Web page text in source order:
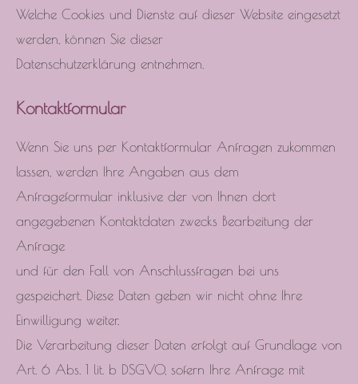
Welche Cookies und Dienste auf dieser Website eingesetzt
werden, können Sie dieser
Datenschutzerklärung entnehmen.
Kontaktformular
Wenn Sie uns per Kontaktformular Anfragen zukommen
lassen, werden Ihre Angaben aus dem
Anfrageformular inklusive der von Ihnen dort
angegebenen Kontaktdaten zwecks Bearbeitung der
Anfrage
und für den Fall von Anschlussfragen bei uns
gespeichert. Diese Daten geben wir nicht ohne Ihre
Einwilligung weiter.
Die Verarbeitung dieser Daten erfolgt auf Grundlage von
Art. 6 Abs. 1 lit. b DSGVO, sofern Ihre Anfrage mit